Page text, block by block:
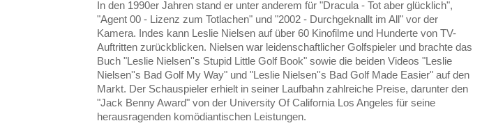
In den 1990er Jahren stand er unter anderem für "Dracula - Tot aber glücklich",
"Agent 00 - Lizenz zum Totlachen" und "2002 - Durchgeknallt im All" vor der
Kamera. Indes kann Leslie Nielsen auf über 60 Kinofilme und Hunderte von TV-
Auftritten zurückblicken. Nielsen war leidenschaftlicher Golfspieler und brachte das
Buch "Leslie Nielsen''s Stupid Little Golf Book" sowie die beiden Videos "Leslie
Nielsen''s Bad Golf My Way" und "Leslie Nielsen''s Bad Golf Made Easier" auf den
Markt. Der Schauspieler erhielt in seiner Laufbahn zahlreiche Preise, darunter den
"Jack Benny Award" von der University Of California Los Angeles für seine
herausragenden komödiantischen Leistungen.